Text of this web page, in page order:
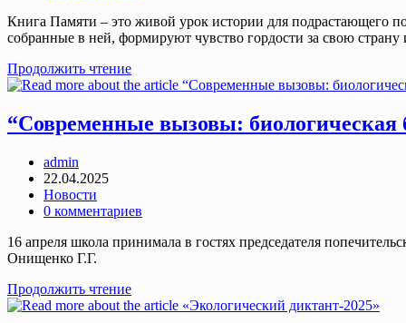
Книга Памяти – это живой урок истории для подрастающего
собранные в ней, формируют чувство гордости за свою
Продолжить чтениеКнига
Памяти
“Современные вызовы: биологическая
Post
author:
admin
Запись
опубликована:
22.04.2025
Post
category:
Новости
Post
0 комментариев
16 апреля школа принимала в гостях председателя
Онищенко Г.Г.
Продолжить чтение“Современные
вызовы: